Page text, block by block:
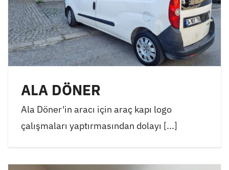
ALA DÖNER
Ala Döner'in aracı için araç kapı logo
çalışmaları yaptırmasından dolayı [...]